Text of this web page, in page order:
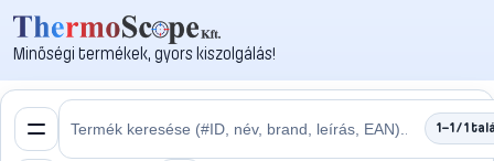
Minőségi termékek, gyors kiszolgálás!
1–1 / 1